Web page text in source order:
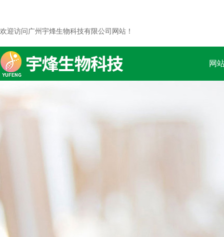
欢迎访问广州宇烽生物科技有限公司网站！
网